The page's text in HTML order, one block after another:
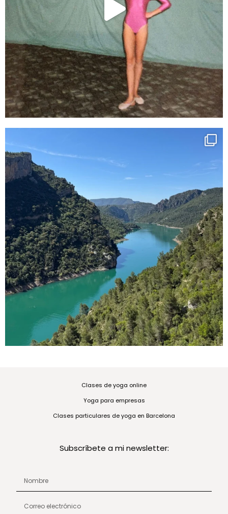
Clases de yoga online
Yoga para empresas
Clases particulares de yoga en Barcelona
Subscríbete a mi newsletter: